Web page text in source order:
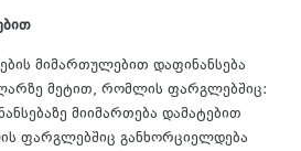
მიმართულებით დაფინანსება
მეტით, რომლის ფარგლებშიც:
მიიმართება დამატებით
ფარგლებშიც განხორციელდება